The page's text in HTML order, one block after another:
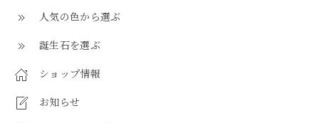
人気の色から選ぶ
誕生石を選ぶ
ショップ情報
お知らせ